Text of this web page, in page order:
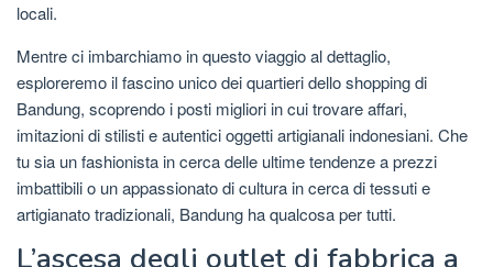
locali.
Mentre ci imbarchiamo in questo viaggio al dettaglio,
esploreremo il fascino unico dei quartieri dello shopping di
Bandung, scoprendo i posti migliori in cui trovare affari,
imitazioni di stilisti e autentici oggetti artigianali indonesiani. Che
tu sia un fashionista in cerca delle ultime tendenze a prezzi
imbattibili o un appassionato di cultura in cerca di tessuti e
artigianato tradizionali, Bandung ha qualcosa per tutti.
L’ascesa degli outlet di fabbrica a